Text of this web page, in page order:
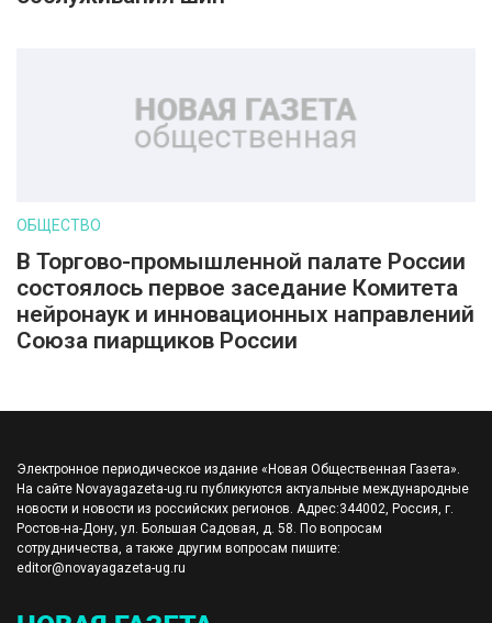
ОБЩЕСТВО
В Торгово-промышленной палате России
состоялось первое заседание Комитета
нейронаук и инновационных направлений
Союза пиарщиков России
Электронное периодическое издание «Новая Общественная Газета».
На сайте Novayagazeta-ug.ru публикуются актуальные международные
новости и новости из российских регионов. Адрес:344002, Россия, г.
Ростов-на-Дону, ул. Большая Садовая, д. 58. По вопросам
сотрудничества, а также другим вопросам пишите:
editor@novayagazeta-ug.ru